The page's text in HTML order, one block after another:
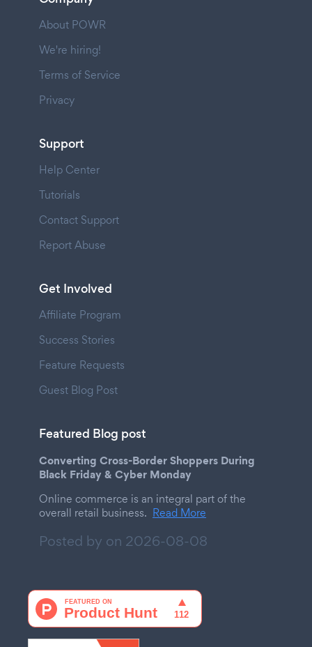
About POWR
We're hiring!
Terms of Service
Privacy
Support
Help Center
Tutorials
Contact Support
Report Abuse
Get Involved
Affiliate Program
Success Stories
Feature Requests
Guest Blog Post
Featured Blog post
Converting Cross-Border Shoppers During
Black Friday & Cyber Monday
Online commerce is an integral part of the
overall retail business. Read More
Posted by on 2026-08-08